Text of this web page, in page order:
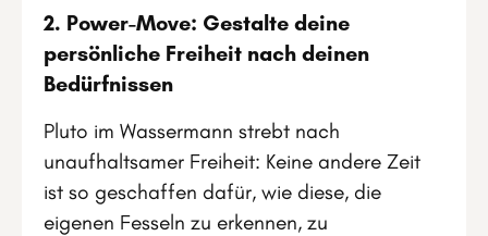
2. Power-Move: Gestalte deine
persönliche Freiheit nach deinen
Bedürfnissen
Pluto im Wassermann strebt nach
unaufhaltsamer Freiheit: Keine andere Zeit
ist so geschaffen dafür, wie diese, die
eigenen Fesseln zu erkennen, zu